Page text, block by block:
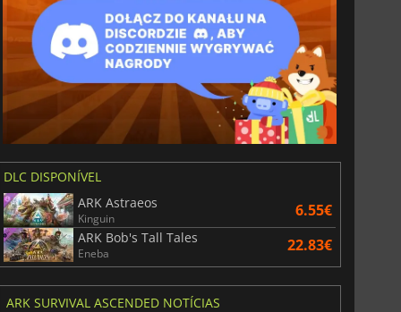
DLC DISPONÍVEL
ARK Astraeos
Kinguin 6.55€
ARK Bob's Tall Tales
Eneba 22.83€
ARK SURVIVAL ASCENDED NOTÍCIAS